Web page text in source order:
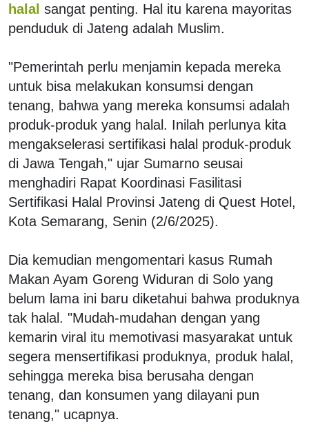
halal sangat penting. Hal itu karena mayoritas
penduduk di Jateng adalah Muslim.
"Pemerintah perlu menjamin kepada mereka
untuk bisa melakukan konsumsi dengan
tenang, bahwa yang mereka konsumsi adalah
produk-produk yang halal. Inilah perlunya kita
mengakselerasi sertifikasi halal produk-produk
di Jawa Tengah," ujar Sumarno seusai
menghadiri Rapat Koordinasi Fasilitasi
Sertifikasi Halal Provinsi Jateng di Quest Hotel,
Kota Semarang, Senin (2/6/2025).
Dia kemudian mengomentari kasus Rumah
Makan Ayam Goreng Widuran di Solo yang
belum lama ini baru diketahui bahwa produknya
tak halal. "Mudah-mudahan dengan yang
kemarin viral itu memotivasi masyarakat untuk
segera mensertifikasi produknya, produk halal,
sehingga mereka bisa berusaha dengan
tenang, dan konsumen yang dilayani pun
tenang," ucapnya.